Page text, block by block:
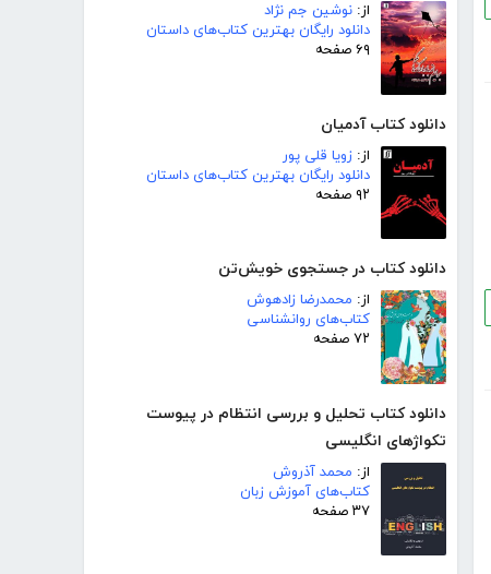
از: نوشین جم نژاد
دانلود رایگان بهترین کتاب‌های داستان
۶۹ صفحه
دانلود کتاب آدمیان
از: زویا قلی پور
دانلود رایگان بهترین کتاب‌های داستان
۹۲ صفحه
دانلود کتاب در جستجوی خویش‌تن
از: محمدرضا زادهوش
کتاب‌های روانشناسی
۷۲ صفحه
دانلود کتاب تحلیل و بررسی انتظام در پیوست
تکواژهای انگلیسی
از: محمد آذروش
کتاب‌های آموزش زبان
۳۷ صفحه